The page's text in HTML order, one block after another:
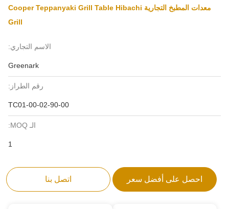
معدات المطبخ التجارية Cooper Teppanyaki Grill Table Hibachi
Grill
الاسم التجاري:
Greenark
رقم الطراز:
TC01-00-02-90-00
الـ MOQ:
1
احصل على أفضل سعر اتصل بنا